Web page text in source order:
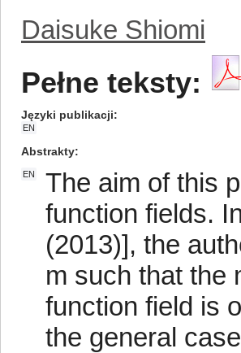
Daisuke Shiomi
Pełne teksty:
Języki publikacji
EN
Abstrakty
EN
The aim of this
function fields.
(2013)], the
m such that the
function field is
the general